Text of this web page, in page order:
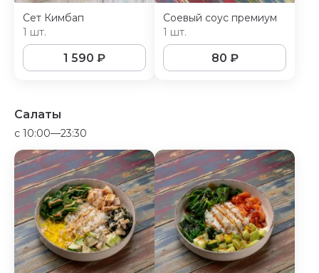
Сeт Кимбап
1 шт.
1 590 ₽
Соевый соус премиум
1 шт.
80 ₽
Салаты
c 10:00—23:30